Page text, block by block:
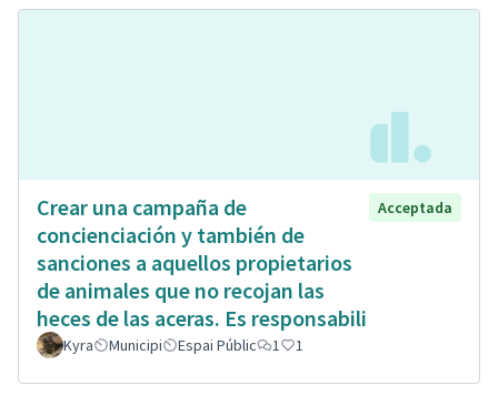
Crear una campaña de
concienciación y también de
sanciones a aquellos propietarios
de animales que no recojan las
heces de las aceras. Es responsabili
Acceptada
Kyra Municipi Espai Públic 1 1